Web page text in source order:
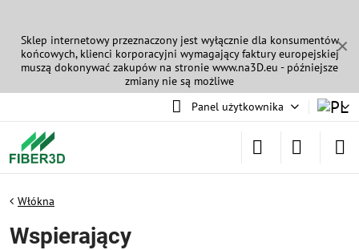
✕
Sklep internetowy przeznaczony jest wyłącznie dla konsumentów
końcowych, klienci korporacyjni wymagający faktury europejskiej
muszą dokonywać zakupów na stronie www.na3D.eu - późniejsze
zmiany nie są możliwe
Panel użytkownika
Włókna
Wspierający